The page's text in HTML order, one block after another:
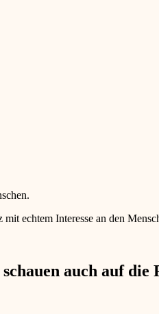
echtem Interesse an den
auch auf die